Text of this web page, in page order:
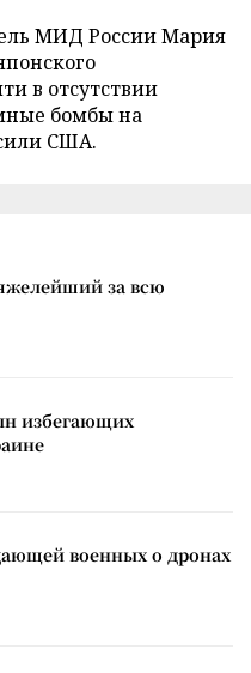
МИД России Мария
в отсутствии
бомбы на
США.
за всю
избегающих
военных о дронах